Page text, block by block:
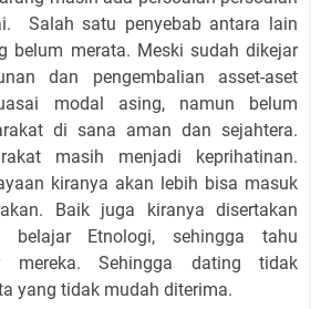
Salah satu penyebab antara lain
belum merata. Meski sudah dikejar
dan pengembalian asset-aset
modal asing, namun belum
di sana aman dan sejahtera.
masih menjadi keprihatinan.
kiranya akan lebih bisa masuk
Baik juga kiranya disertakan
belajar Etnologi, sehingga tahu
mereka. Sehingga dating tidak
yang tidak mudah diterima.